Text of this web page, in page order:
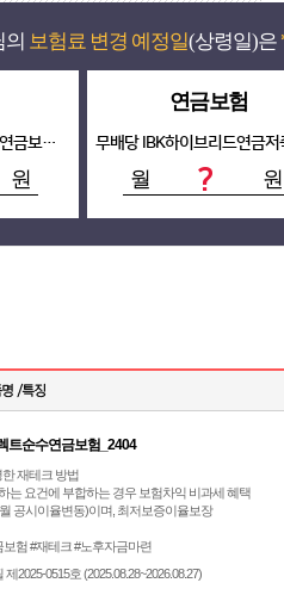
의 보험료 변경 예정일(상령일)은
무배당 IBK다이렉트순수연금보험_2404
원
연금보험
월 ? 원
트순수연금보험_2404
재테크 방법
는 요건에 부합하는 경우 보험차익 비과세 혜택
공시이율변동)이며, 최저보증이율보장
험 #재테크 #노후자금마련
2025-0515호 (2025.08.28~2026.08.27)